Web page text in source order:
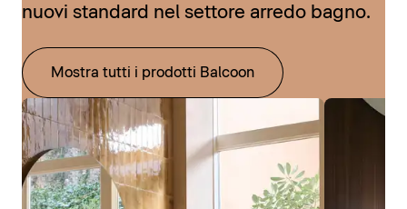
nuovi standard nel settore arredo bagno.
Mostra tutti i prodotti Balcoon